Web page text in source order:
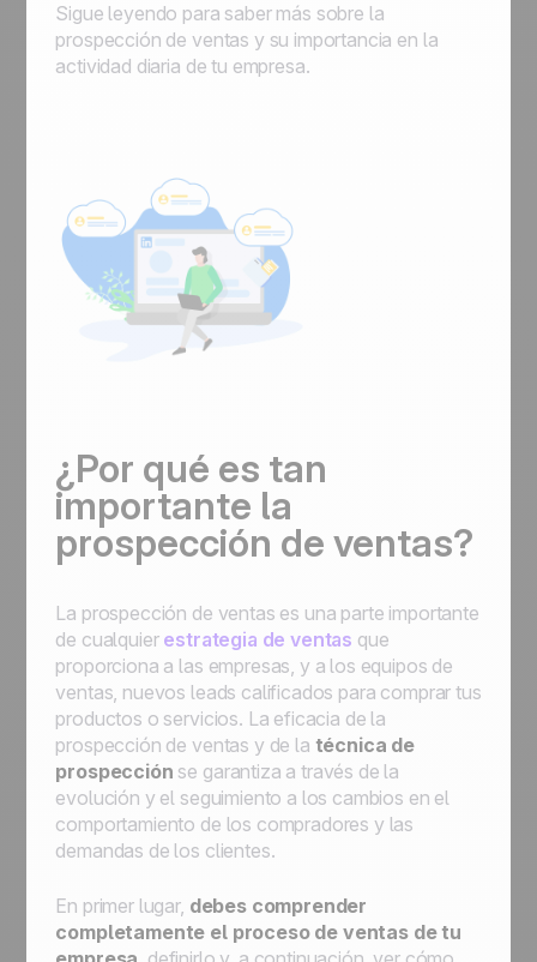
Sigue leyendo para saber más sobre la
prospección de ventas y su importancia en la
actividad diaria de tu empresa.
¿Por qué es tan
importante la
prospección de ventas?
La prospección de ventas es una parte importante
de cualquier estrategia de ventas que
proporciona a las empresas, y a los equipos de
ventas, nuevos leads calificados para comprar tus
productos o servicios. La eficacia de la
prospección de ventas y de la técnica de
prospección se garantiza a través de la
evolución y el seguimiento a los cambios en el
comportamiento de los compradores y las
demandas de los clientes.
En primer lugar, debes comprender
completamente el proceso de ventas de tu